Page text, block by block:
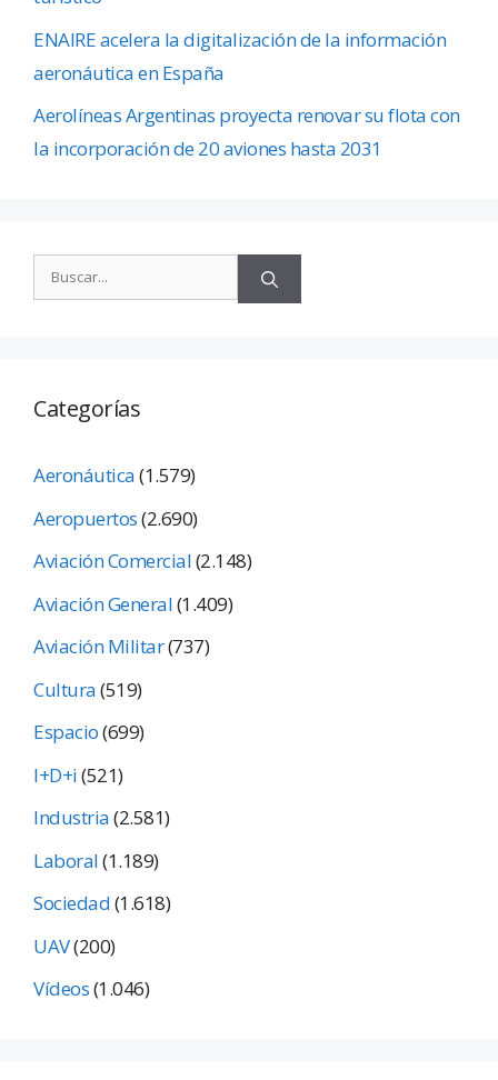
ENAIRE acelera la digitalización de la información
aeronáutica en España
Aerolíneas Argentinas proyecta renovar su flota con
la incorporación de 20 aviones hasta 2031
Categorías
Aeronáutica(1.579)
Aeropuertos(2.690)
Aviación Comercial(2.148)
Aviación General(1.409)
Aviación Militar(737)
Cultura(519)
Espacio(699)
I+D+i(521)
Industria(2.581)
Laboral(1.189)
Sociedad(1.618)
UAV(200)
Vídeos(1.046)